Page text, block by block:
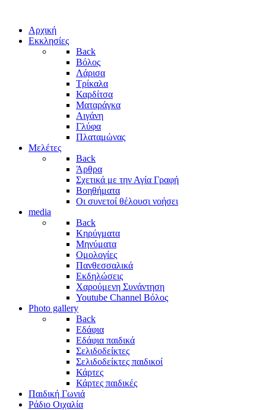
Αρχική
Εκκλησίες
Back
Βόλος
Λάρισα
Τρίκαλα
Καρδίτσα
Ματαράγκα
Αιγάνη
Γλύφα
Πλαταμώνας
Μελέτες
Back
Άρθρα
Σχετικά με την Αγία Γραφή
Βοηθήματα
Οι συνετοί θέλουσι νοήσει
media
Back
Κηρύγματα
Μηνύματα
Ομολογίες
Πανθεσσαλικά
Εκδηλώσεις
Χαρούμενη Συνάντηση
Youtube Channel Βόλος
Photo gallery
Back
Εδάφια
Εδάφια παιδικά
Σελιδοδείκτες
Σελιδοδείκτες παιδικοί
Κάρτες
Κάρτες παιδικές
Παιδική Γωνιά
Ράδιο Οιχαλία